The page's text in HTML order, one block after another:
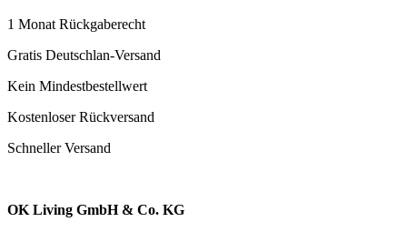
1 Monat Rückgaberecht
Gratis Deutschlan-Versand
Kein Mindestbestellwert
Kostenloser Rückversand
Schneller Versand
OK Living GmbH & Co. KG